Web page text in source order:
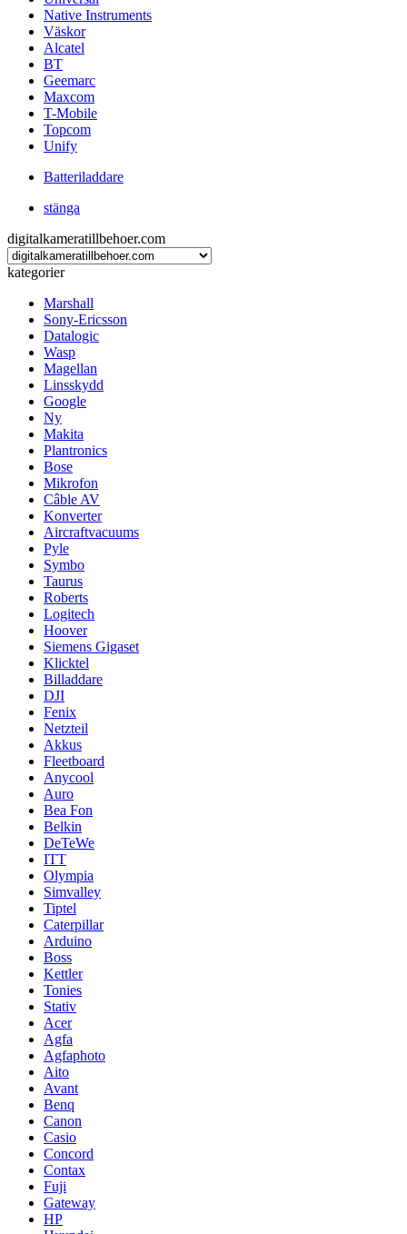
Native Instruments
Väskor
Alcatel
BT
Geemarc
Maxcom
T-Mobile
Topcom
Unify
Batteriladdare
stänga
digitalkameratillbehoer.com
kategorier
Marshall
Sony-Ericsson
Datalogic
Wasp
Magellan
Linsskydd
Google
Ny
Makita
Plantronics
Bose
Mikrofon
Câble AV
Konverter
Aircraftvacuums
Pyle
Symbo
Taurus
Roberts
Logitech
Hoover
Siemens Gigaset
Klicktel
Billaddare
DJI
Fenix
Netzteil
Akkus
Fleetboard
Anycool
Auro
Bea Fon
Belkin
DeTeWe
ITT
Olympia
Simvalley
Tiptel
Caterpillar
Arduino
Boss
Kettler
Tonies
Stativ
Acer
Agfa
Agfaphoto
Aito
Avant
Benq
Canon
Casio
Concord
Contax
Fuji
Gateway
HP